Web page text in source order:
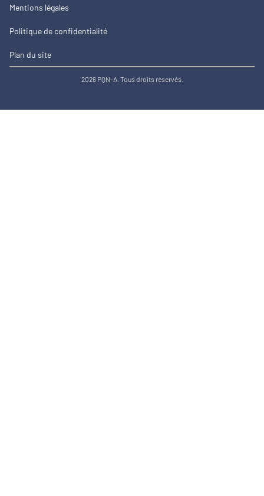
Mentions légales
Politique de confidentialité
Plan du site
2026 PQN-A. Tous droits réservés.